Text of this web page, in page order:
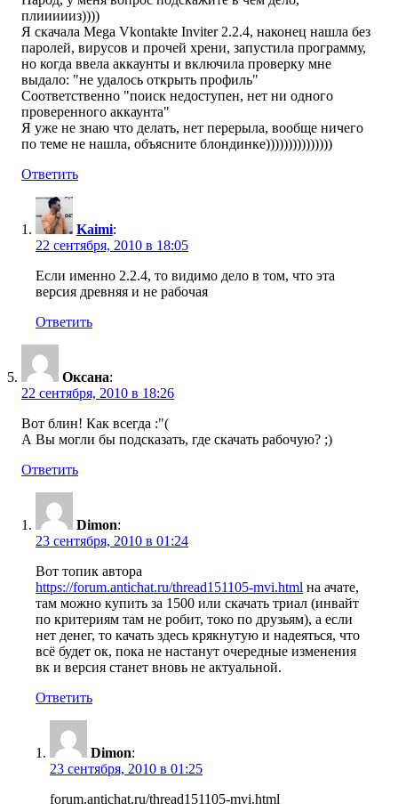
плиииииз))))
Я скачала Mega Vkontakte Inviter 2.2.4, наконец нашла без
паролей, вирусов и прочей хрени, запустила программу,
но когда ввела аккаунты и включила проверку мне
выдало: "не удалось открыть профиль"
Соответственно "поиск недоступен, нет ни одного
проверенного аккаунта"
Я уже не знаю что делать, нет перерыла, вообще ничего
по теме не нашла, объясните блондинке)))))))))))))))
Ответить
Kaimi:
22 сентября, 2010 в 18:05
Если именно 2.2.4, то видимо дело в том, что эта
версия древняя и не рабочая
Ответить
Оксана:
22 сентября, 2010 в 18:26
Вот блин! Как всегда :"(
А Вы могли бы подсказать, где скачать рабочую? ;)
Ответить
Dimon:
23 сентября, 2010 в 01:24
Вот топик автора
https://forum.antichat.ru/thread151105-mvi.html на ачате,
там можно купить за 1500 или скачать триал (инвайт
по критериям там не робит, токо по друзьям), а если
нет денег, то качать здесь крякнутую и надеяться, что
всё будет ок, пока не настанут очередные изменения
вк и версия станет вновь не актуальной.
Ответить
Dimon:
23 сентября, 2010 в 01:25
forum.antichat.ru/thread151105-mvi.html